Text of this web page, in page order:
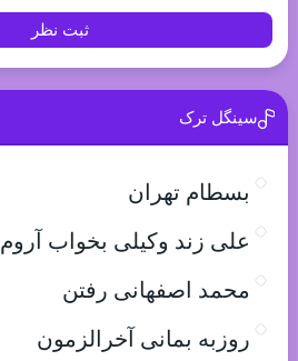
ثبت نظر
سینگل ترک
بسطام تهران
علی زند وکیلی بخواب آروم
محمد اصفهانی رفتن
روزبه بمانی آخرالزمون